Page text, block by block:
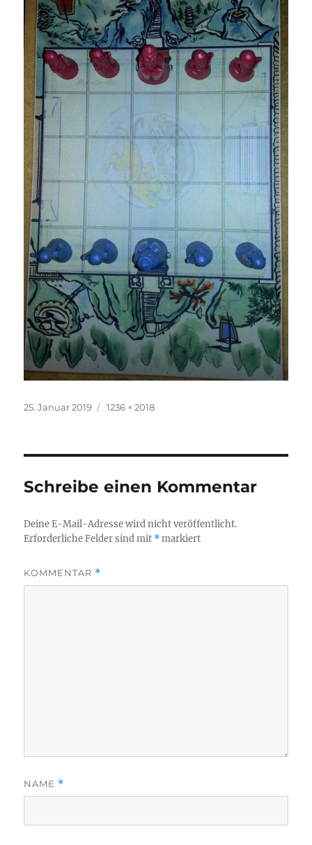
Veröffentlicht
25. Januar 2019 Originalgröße
1236 × 2018
Schreibe einen Kommentar
Deine E-Mail-Adresse wird nicht veröffentlicht.
Erforderliche Felder sind mit *markiert
KOMMENTAR *
NAME *